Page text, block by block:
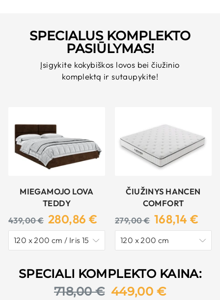
SPECIALUS KOMPLEKTO
PASIŪLYMAS!
Įsigykite kokybiškos lovos bei čiužinio
komplektą ir sutaupykite!
MIEGAMOJO LOVA
TEDDY
Original
price:
439,00 € Current
price:
280,86 €
ČIUŽINYS HANCEN
COMFORT
Original
price:
279,00 € Current
price:
168,14 €
SPECIALI KOMPLEKTO KAINA:
718,00 € Discounted
449,00 €